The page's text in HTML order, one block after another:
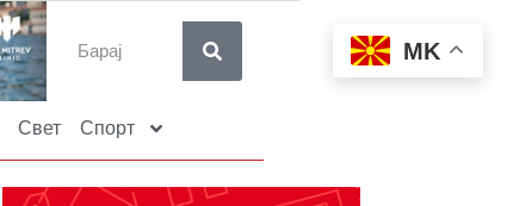
Свет Спорт
MK